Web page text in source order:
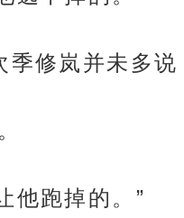
修岚并未多说
他跑掉的。”